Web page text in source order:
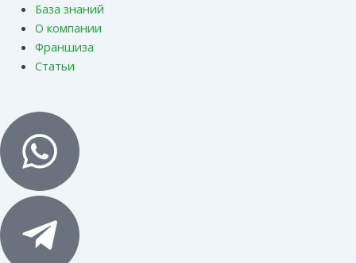
База знаний
О компании
Франшиза
Статьи